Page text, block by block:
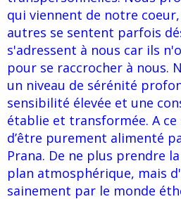
qui viennent de notre
autres se sentent parfois
s'adressent à nous car ils
pour se raccrocher à nous.
un niveau de sérénité
sensibilité élevée et une
établie et transformée. A
d’être purement alimenté
Prana. De ne plus prendre
plan atmosphérique, mais
sainement par le monde